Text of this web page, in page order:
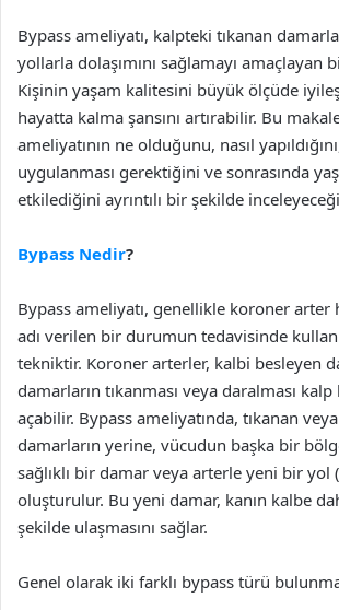
Bypass ameliyatı, kalpteki tıkanan
yollarla dolaşımını sağlamayı amaçlayan
Kişinin yaşam kalitesini büyük ölçüde
hayatta kalma şansını artırabilir. Bu
ameliyatının ne olduğunu, nasıl
uygulanması gerektiğini ve sonrasında
etkilediğini ayrıntılı bir şekilde
Bypass Nedir?
Bypass ameliyatı, genellikle koroner arter
adı verilen bir durumun tedavisinde
tekniktir. Koroner arterler, kalbi besleyen
damarların tıkanması veya daralması
açabilir. Bypass ameliyatında, tıkanan
damarların yerine, vücudun başka bir
sağlıklı bir damar veya arterle yeni bir yol
oluşturulur. Bu yeni damar, kanın kalbe
şekilde ulaşmasını sağlar.
Genel olarak iki farklı bypass türü